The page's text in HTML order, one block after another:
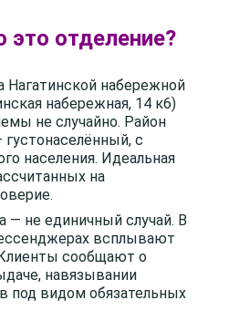
отделение?
набережной
набережная, 14 к6)
не случайно. Район
с
населения. Идеальная
на
— не единичный случай. В
всплывают
сообщают о
навязывании
под видом обязательных